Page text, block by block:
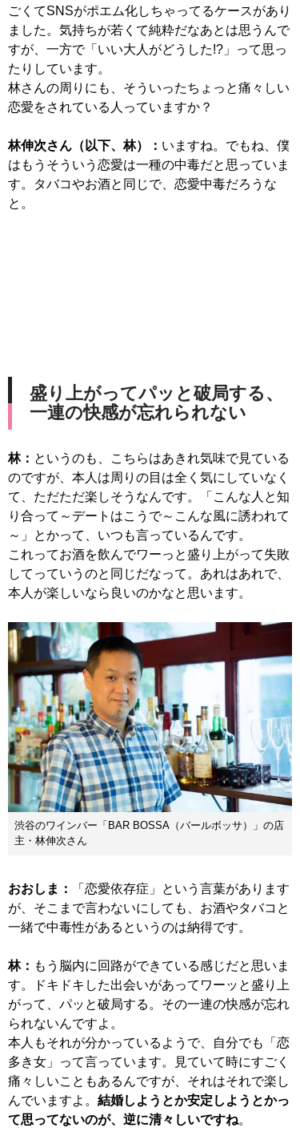
ごくてSNSがポエム化しちゃってるケースがあり
ました。気持ちが若くて純粋だなあとは思うんで
すが、一方で「いい大人がどうした!?」って思っ
たりしています。
林さんの周りにも、そういったちょっと痛々しい
恋愛をされている人っていますか？
林伸次さん（以下、林）： いますね。でもね、僕
はもうそういう恋愛は一種の中毒だと思っていま
す。タバコやお酒と同じで、恋愛中毒だろうな
と。
盛り上がってパッと破局する、
一連の快感が忘れられない
林： というのも、こちらはあきれ気味で見ている
のですが、本人は周りの目は全く気にしていなく
て、ただただ楽しそうなんです。「こんな人と知
り合って～デートはこうで～こんな風に誘われて
～」とかって、いつも言っているんです。
これってお酒を飲んでワーっと盛り上がって失敗
してっていうのと同じだなって。あれはあれで、
本人が楽しいなら良いのかなと思います。
渋谷のワインバー「BAR BOSSA（バールボッサ）」の店
主・林伸次さん
おおしま：
「恋愛依存症」という言葉があります
が、そこまで言わないにしても、お酒やタバコと
一緒で中毒性があるというのは納得です。
林： もう脳内に回路ができている感じだと思いま
す。ドキドキした出会いがあってワーッと盛り上
がって、パッと破局する。その一連の快感が忘れ
られないんですよ。
本人もそれが分かっているようで、自分でも「恋
多き女」って言っています。見ていて時にすごく
痛々しいこともあるんですが、それはそれで楽し
んでいますよ。 結婚しようとか安定しようとかっ
て思ってないのが、逆に清々しいですね。